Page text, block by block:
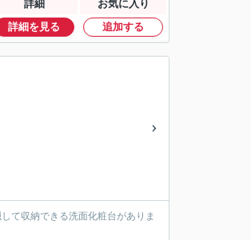
詳細 お気に入り
詳細を見る 追加する
て収納できる洗面化粧台がありま